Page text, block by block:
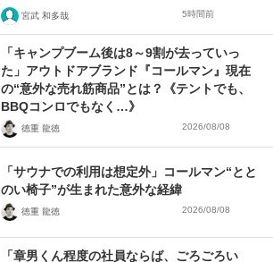
宮武 和多哉 5時間前
「キャンプブーム後は8～9割が去っていっ
た」アウトドアブランド『コールマン』現在
の“意外な売れ筋商品”とは？《テントでも、
BBQコンロでもなく…》
徳重 龍徳 2026/08/08
「サウナでの利用は想定外」コールマン“とと
のい椅子”が生まれた意外な経緯
徳重 龍徳 2026/08/08
「章男くん程度の社員ならば、ごろごろい